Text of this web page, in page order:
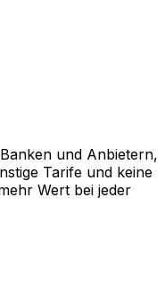
und Anbietern,
Tarife und keine
Wert bei jeder